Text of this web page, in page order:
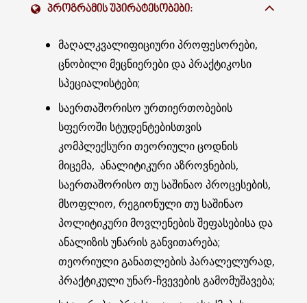
ᲞᲠᲝᲒᲠᲐᲛᲘᲡ ᲣᲞᲘᲠᲐᲢᲔᲡᲝᲑᲔᲑᲘ:
მაღალკვალიფიციური პროფესორები,
ცნობილი მეცნიერები და პრაქტიკოსი
სპეციალისტები;
საერთაშორისო ურთიერთობების
სფეროში სტუდენტებისთვის
კომპლექსური თეორიული ცოდნის
მიცემა, ანალიტიკური აზროვნების,
საერთაშორისო თუ საშინაო პროცესების,
მსოფლიო, რეგიონული თუ საშინაო
პოლიტიკური მოვლენების შეფასებისა და
ანალიზის უნარის განვითარება;
თეორიული განათლების პარალელურად,
პრაქტიკული უნარ-ჩვევების გამომუშავება;